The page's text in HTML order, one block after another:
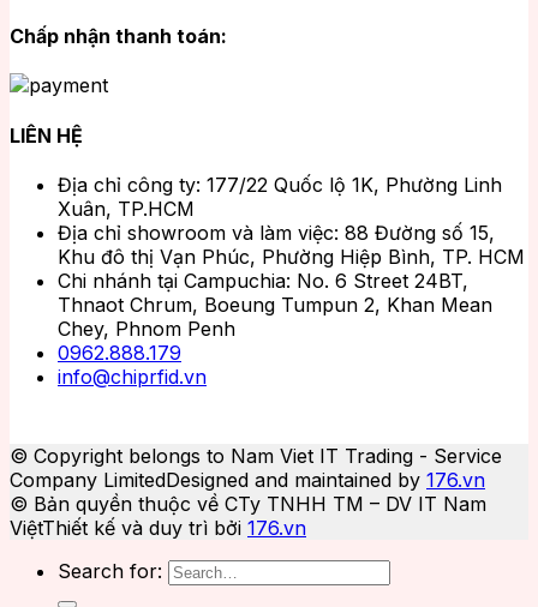
Chấp nhận thanh toán:
LIÊN HỆ
Địa chỉ công ty: 177/22 Quốc lộ 1K, Phường Linh
Xuân, TP.HCM
Địa chỉ showroom và làm việc: 88 Đường số 15,
Khu đô thị Vạn Phúc, Phường Hiệp Bình, TP. HCM
Chi nhánh tại Campuchia: No. 6 Street 24BT,
Thnaot Chrum, Boeung Tumpun 2, Khan Mean
Chey, Phnom Penh
0962.888.179
info@chiprfid.vn
© Copyright belongs to Nam Viet IT Trading - Service
Company LimitedDesigned and maintained by 176.vn
© Bản quyền thuộc về CTy TNHH TM – DV IT Nam
ViệtThiết kế và duy trì bởi 176.vn
Search for: